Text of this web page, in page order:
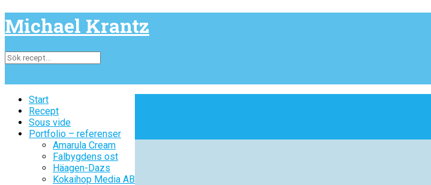
Michael Krantz
Start
Recept
Sous vide
Portfolio – referenser
Amarula Cream
Falbygdens ost
Häagen-Dazs
Kokaihop Media AB
Start
Recept
Sous vide
Portfolio – referenser
Amarula Cream
Falbygdens ost
Häagen-Dazs
Kokaihop Media AB